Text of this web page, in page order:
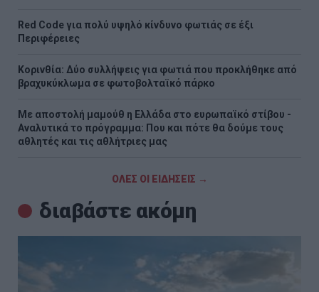
Red Code για πολύ υψηλό κίνδυνο φωτιάς σε έξι
Περιφέρειες
Κορινθία: Δύο συλλήψεις για φωτιά που προκλήθηκε από
βραχυκύκλωμα σε φωτοβολταϊκό πάρκο
Με αποστολή μαμούθ η Ελλάδα στο ευρωπαϊκό στίβου -
Αναλυτικά το πρόγραμμα: Που και πότε θα δούμε τους
αθλητές και τις αθλήτριες μας
ΟΛΕΣ ΟΙ ΕΙΔΗΣΕΙΣ →
διαβάστε ακόμη